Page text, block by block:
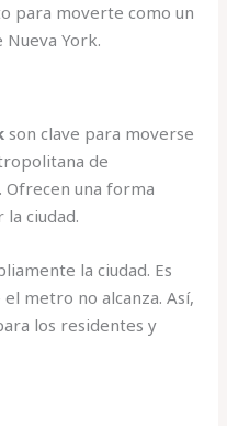
para moverte como un
York.
son clave para moverse
de
Ofrecen una forma
ciudad.
la ciudad. Es
metro no alcanza. Así,
los residentes y